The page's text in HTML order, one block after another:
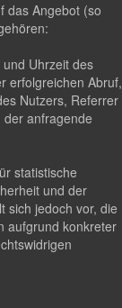
das Angebot (so
Uhrzeit des
erfolgreichen Abruf,
Nutzers, Referrer
der anfragende
statistische
und der
sich jedoch vor, die
aufgrund konkreter